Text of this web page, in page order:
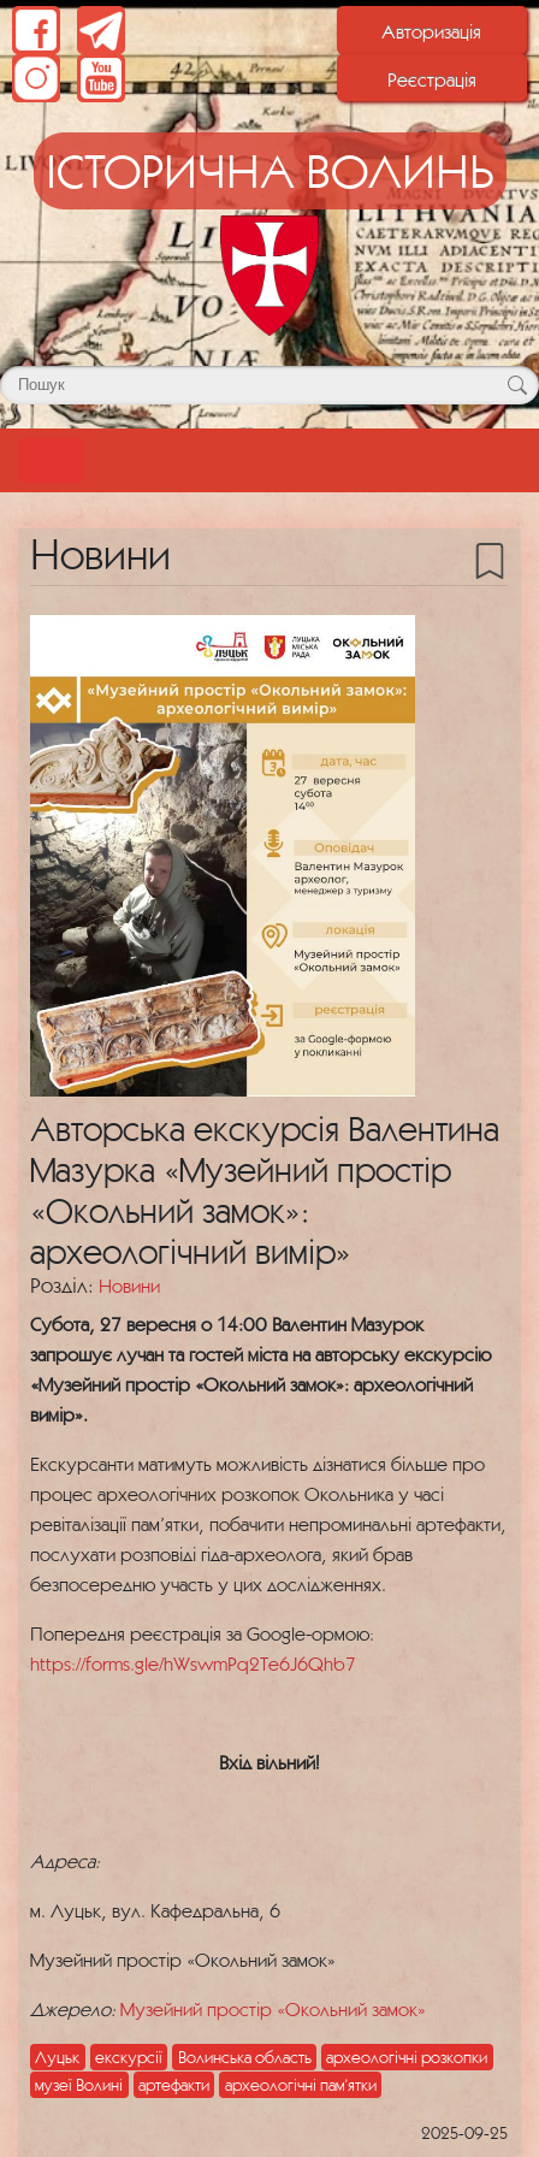
Авторизація
Реєстрація
ІСТОРИЧНА ВОЛИНЬ
Новини
Авторська екскурсія Валентина
Мазурка «Музейний простір
«Окольний замок»:
археологічний вимір»
Розділ: Новини
Субота, 27 вересня о 14:00 Валентин Мазурок
запрошує лучан та гостей міста на авторську екскурсію
«Музейний простір «Окольний замок»: археологічний
вимір».
Екскурсанти матимуть можливість дізнатися більше про
процес археологічних розкопок Окольника у часі
ревіталізації пам’ятки, побачити непроминальні артефакти,
послухати розповіді гіда-археолога, який брав
безпосередню участь у цих дослідженнях.
Попередня реєстрація за Google-ормою:
https://forms.gle/hWswmPq2Te6J6Qhb7
Вхід вільний!
Адреса:
м. Луцьк, вул. Кафедральна, 6
Музейний простір «Окольний замок»
Джерело: Музейний простір «Окольний замок»
Луцьк екскурсії Волинська область
археологічні розкопки
музеї Волині
артефакти археологічні пам’ятки
2025-09-25